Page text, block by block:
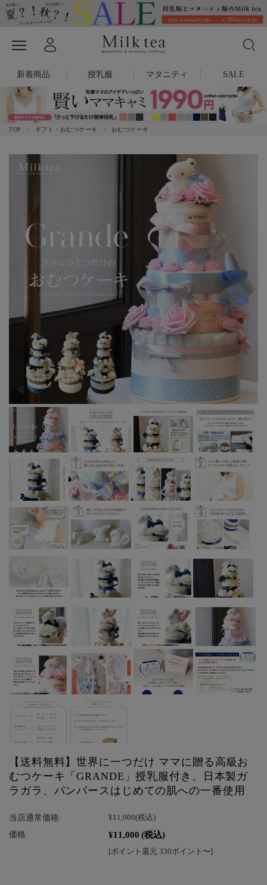
新着商品 授乳服 マタニティ SALE
TOP ギフト・おむつケーキ おむつケーキ
【送料無料】世界に一つだけ ママに贈る高級お
むつケーキ「GRANDE」授乳服付き、日本製ガ
ラガラ、パンパースはじめての肌への一番使用
当店通常価格: ¥11,000(税込)
価格: ¥11,000 (税込)
[ポイント還元 330ポイント〜]